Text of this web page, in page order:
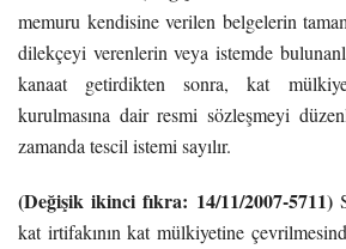
memuru kendisine verilen belgelerin
dilekçeyi verenlerin veya istemde
kanaat getirdikten sonra, kat
kurulmasına dair resmi sözleşmeyi
zamanda tescil istemi sayılır.
(Değişik ikinci fıkra: 14/11/2007-5711)
kat irtifakının kat mülkiyetine